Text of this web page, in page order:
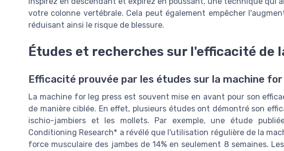
votre colonne vertébrale. Cela peut également empêcher
réduisant ainsi le risque de blessure.
Études et recherches sur l'efficacité de
Efficacité prouvée par les études sur la machine
La machine for leg press est souvent mise en avant pour son
de manière ciblée. En effet, plusieurs études ont démontré son
ischio-jambiers et les mollets. Par exemple, une étude
Conditioning Research* a révélé que l'utilisation régulière de la
force musculaire des jambes de 14% en seulement 8 semaines.